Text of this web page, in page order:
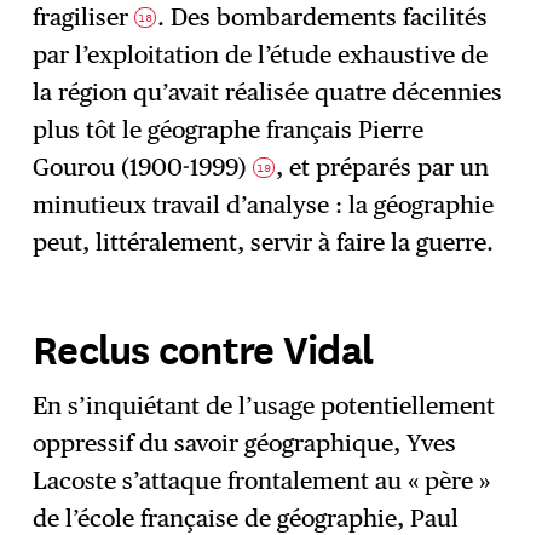
fragiliser18 . Des bombardements facilités
par l’exploitation de l’étude exhaustive de
la région qu’avait réalisée quatre décennies
plus tôt le géographe français Pierre
Gourou (1900-1999)19 , et préparés par un
minutieux travail d’analyse : la géographie
peut, littéralement, servir à faire la guerre.
Reclus contre Vidal
En s’inquiétant de l’usage potentiellement
oppressif du savoir géographique, Yves
Lacoste s’attaque frontalement au « père »
de l’école française de géographie, Paul